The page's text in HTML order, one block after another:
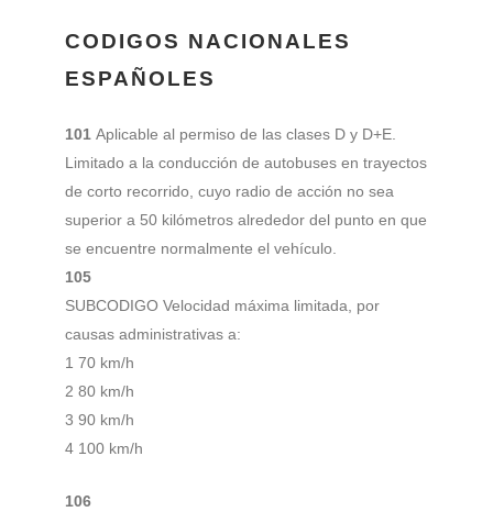
CODIGOS NACIONALES
ESPAÑOLES
101 Aplicable al permiso de las clases D y D+E.
Limitado a la conducción de autobuses en trayectos
de corto recorrido, cuyo radio de acción no sea
superior a 50 kilómetros alrededor del punto en que
se encuentre normalmente el vehículo.
105
SUBCODIGO Velocidad máxima limitada, por
causas administrativas a:
1 70 km/h
2 80 km/h
3 90 km/h
4 100 km/h
106